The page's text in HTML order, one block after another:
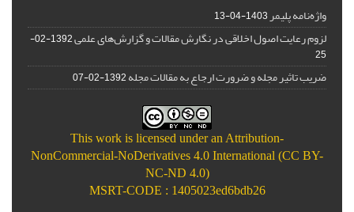
واژه‌نامه پلیمر1403-04-13
لزوم رعایت اصول اخلاقی در نگارش مقالات و گزارش‌‌های علمی
1392-02-
25
ضریب تاثیر مجله و ضرورت ارجاع به مقالات مجله1392-02-07
This work is licensed under an Attribution-
NonCommercial-NoDerivatives 4.0 International (CC BY-
NC-ND 4.0)
MSRT-CODE : 1405023ed6bdb26